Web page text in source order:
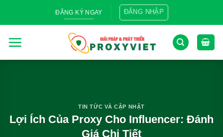
ĐĂNG KÝ NGAY ĐĂNG NHẬP
TIN TỨC VÀ CẬP NHẬT
Lợi Ích Của Proxy Cho Influencer: Đánh
Giá Chi Tiết